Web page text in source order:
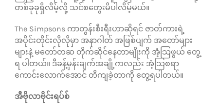
တစ်ခုခုရှိလိမ့်လို့ သင်စတွေးမိပါလိမ့်မယ်။
The Simpsons ကာတွန်းစီးရီးဟာဆိုရင် ဇာတ်ကားရဲ့
အပိုင်းတိုင်းလိုလိုမှာ အနာဂါတ် အဖြစ်ပျက် အတော်များ
များနဲ့ မတော်တဆ တိုက်ဆိုင်နေတာမျိုးကို အံ့သြဖွယ် တွေ့
ရ ပါတယ်။ ဒီခန့်မှန်းချက်အချို့ကလည်း အံ့သြစရာ
ကောင်းလောက်အောင် တိကျခဲ့တာကို တွေ့ရပါတယ်။
အီဗိုလာဗိုင်းရပ်စ်